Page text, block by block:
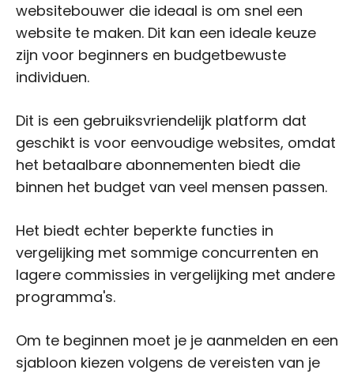
websitebouwer die ideaal is om snel een
website te maken. Dit kan een ideale keuze
zijn voor beginners en budgetbewuste
individuen.
Dit is een gebruiksvriendelijk platform dat
geschikt is voor eenvoudige websites, omdat
het betaalbare abonnementen biedt die
binnen het budget van veel mensen passen.
Het biedt echter beperkte functies in
vergelijking met sommige concurrenten en
lagere commissies in vergelijking met andere
programma's.
Om te beginnen moet je je aanmelden en een
sjabloon kiezen volgens de vereisten van je